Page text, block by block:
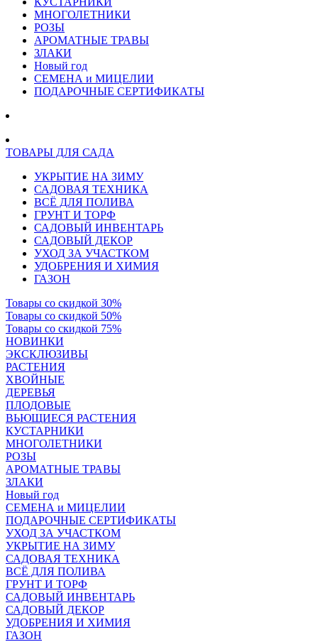
МНОГОЛЕТНИКИ
РОЗЫ
АРОМАТНЫЕ ТРАВЫ
ЗЛАКИ
Новый год
СЕМЕНА и МИЦЕЛИИ
ПОДАРОЧНЫЕ СЕРТИФИКАТЫ
ТОВАРЫ ДЛЯ САДА
УКРЫТИЕ НА ЗИМУ
САДОВАЯ ТЕХНИКА
ВСЁ ДЛЯ ПОЛИВА
ГРУНТ И ТОРФ
САДОВЫЙ ИНВЕНТАРЬ
САДОВЫЙ ДЕКОР
УХОД ЗА УЧАСТКОМ
УДОБРЕНИЯ И ХИМИЯ
ГАЗОН
Товары со скидкой 30%
Товары со скидкой 50%
Товары со скидкой 75%
НОВИНКИ
ЭКСКЛЮЗИВЫ
РАСТЕНИЯ
ХВОЙНЫЕ
ДЕРЕВЬЯ
ПЛОДОВЫЕ
ВЬЮЩИЕСЯ РАСТЕНИЯ
КУСТАРНИКИ
МНОГОЛЕТНИКИ
РОЗЫ
АРОМАТНЫЕ ТРАВЫ
ЗЛАКИ
Новый год
СЕМЕНА и МИЦЕЛИИ
ПОДАРОЧНЫЕ СЕРТИФИКАТЫ
УХОД ЗА УЧАСТКОМ
УКРЫТИЕ НА ЗИМУ
САДОВАЯ ТЕХНИКА
ВСЁ ДЛЯ ПОЛИВА
ГРУНТ И ТОРФ
САДОВЫЙ ИНВЕНТАРЬ
САДОВЫЙ ДЕКОР
УДОБРЕНИЯ И ХИМИЯ
ГАЗОН